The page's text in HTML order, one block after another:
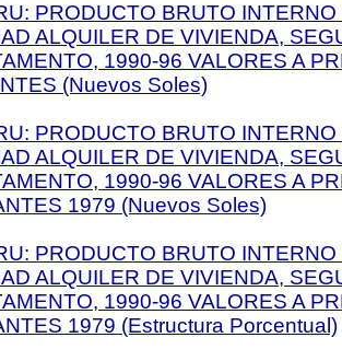
PRODUCTO BRUTO INTERNO
ALQUILER DE VIVIENDA,
1990-96 VALORES A
(Nuevos Soles)
PRODUCTO BRUTO INTERNO
ALQUILER DE VIVIENDA,
1990-96 VALORES A
1979 (Nuevos Soles)
PRODUCTO BRUTO INTERNO
ALQUILER DE VIVIENDA,
1990-96 VALORES A
1979 (Estructura Porcentual)